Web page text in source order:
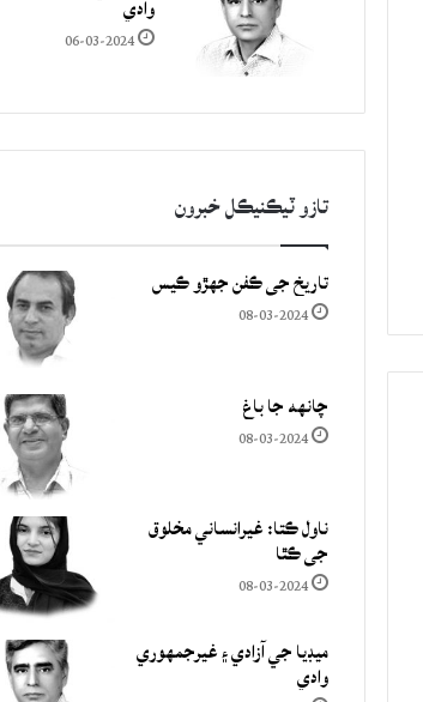
وادي
06-03-2024
تازو ٽيڪنيڪل خبرون
تاريخ جي ڪفن جھڙو ڪيس
08-03-2024
چانهه جا باغ
08-03-2024
ناول ڪتا: غيرانساني مخلوق
جي ڪٿا
08-03-2024
ميڊيا جي آزادي ۽ غيرجمھوري
وادي